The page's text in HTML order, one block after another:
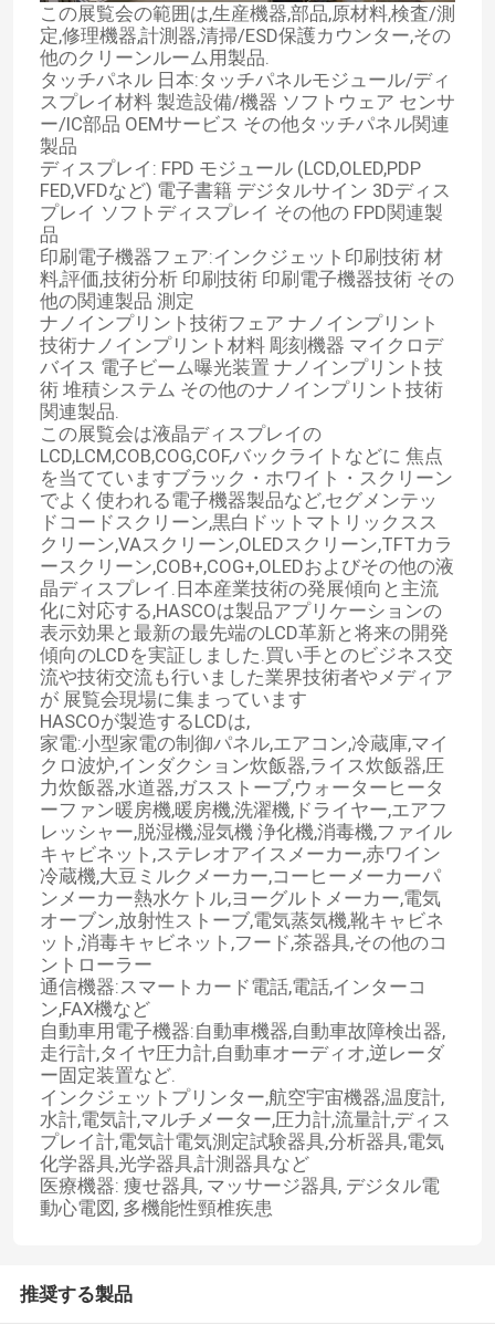
家
プロダクト
ビデオ
VRショー
私達について
工場旅行
この展覧会の範囲は,生産機器,部品,原材料,検査/測
定,修理機器,計測器,清掃/ESD保護カウンター,その
他のクリーンルーム用製品.
タッチパネル 日本:タッチパネルモジュール/ディ
スプレイ材料 製造設備/機器 ソフトウェア センサ
ー/IC部品 OEMサービス その他タッチパネル関連
製品
ディスプレイ: FPD モジュール (LCD,OLED,PDP
FED,VFDなど) 電子書籍 デジタルサイン 3Dディス
プレイ ソフトディスプレイ その他の FPD関連製
品
印刷電子機器フェア:インクジェット印刷技術 材
料,評価,技術分析 印刷技術 印刷電子機器技術 その
他の関連製品 測定
ナノインプリント技術フェア ナノインプリント
技術ナノインプリント材料 彫刻機器 マイクロデ
バイス 電子ビーム曝光装置 ナノインプリント技
術 堆積システム その他のナノインプリント技術
関連製品.
この展覧会は液晶ディスプレイの
LCD,LCM,COB,COG,COF,バックライトなどに 焦点
を当てていますブラック・ホワイト・スクリーン
でよく使われる電子機器製品など,セグメンテッ
ドコードスクリーン,黒白ドットマトリックスス
クリーン,VAスクリーン,OLEDスクリーン,TFTカラ
ースクリーン,COB+,COG+,OLEDおよびその他の液
晶ディスプレイ.日本産業技術の発展傾向と主流
化に対応する,HASCOは製品アプリケーションの
表示効果と最新の最先端のLCD革新と将来の開発
傾向のLCDを実証しました.買い手とのビジネス交
流や技術交流も行いました業界技術者やメディア
が 展覧会現場に集まっています
HASCOが製造するLCDは,
家電:小型家電の制御パネル,エアコン,冷蔵庫,マイ
クロ波炉,インダクション炊飯器,ライス炊飯器,圧
力炊飯器,水道器,ガスストーブ,ウォーターヒータ
ーファン暖房機,暖房機,洗濯機,ドライヤー,エアフ
レッシャー,脱湿機,湿気機 浄化機,消毒機,ファイル
キャビネット,ステレオアイスメーカー,赤ワイン
冷蔵機,大豆ミルクメーカー,コーヒーメーカーパ
ンメーカー熱水ケトル,ヨーグルトメーカー,電気
オーブン,放射性ストーブ,電気蒸気機,靴キャビネ
ット,消毒キャビネット,フード,茶器具,その他のコ
ントローラー
通信機器:スマートカード電話,電話,インターコ
ン,FAX機など
自動車用電子機器:自動車機器,自動車故障検出器,
走行計,タイヤ圧力計,自動車オーディオ,逆レーダ
ー固定装置など.
インクジェットプリンター,航空宇宙機器,温度計,
水計,電気計,マルチメーター,圧力計,流量計,ディス
プレイ計,電気計電気測定試験器具,分析器具,電気
化学器具,光学器具,計測器具など
医療機器: 痩せ器具, マッサージ器具, デジタル電
動心電図, 多機能性頸椎疾患
推奨する製品